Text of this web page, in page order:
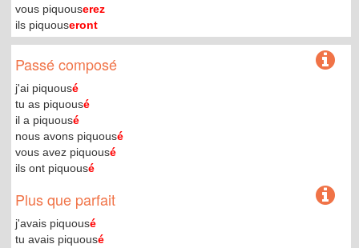
vous piquouserez
ils piquouseront
Passé composé
j'ai piquousé
tu as piquousé
il a piquousé
nous avons piquousé
vous avez piquousé
ils ont piquousé
Plus que parfait
j'avais piquousé
tu avais piquousé